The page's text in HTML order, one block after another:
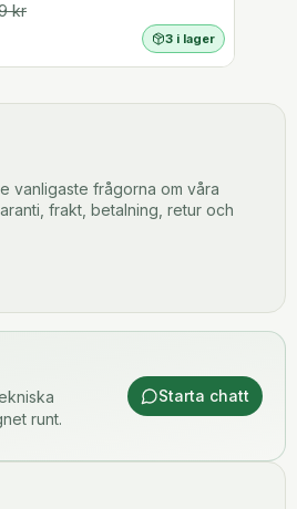
kr
3 i lager
vanligaste frågorna om våra
frakt, betalning, retur och
runt.
Starta chatt